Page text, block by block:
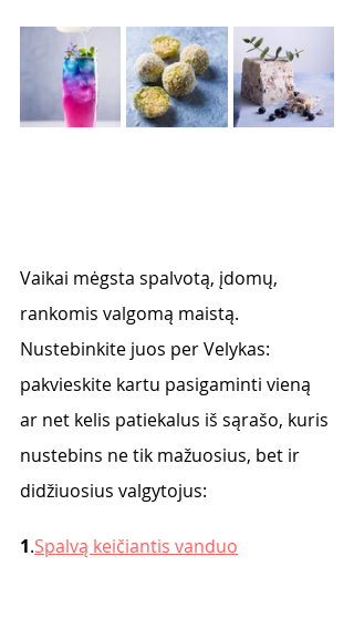
Vaikai mėgsta spalvotą, įdomų,
rankomis valgomą maistą.
Nustebinkite juos per Velykas:
pakvieskite kartu pasigaminti vieną
ar net kelis patiekalus iš sąrašo, kuris
nustebins ne tik mažuosius, bet ir
didžiuosius valgytojus:
1.Spalvą keičiantis vanduo